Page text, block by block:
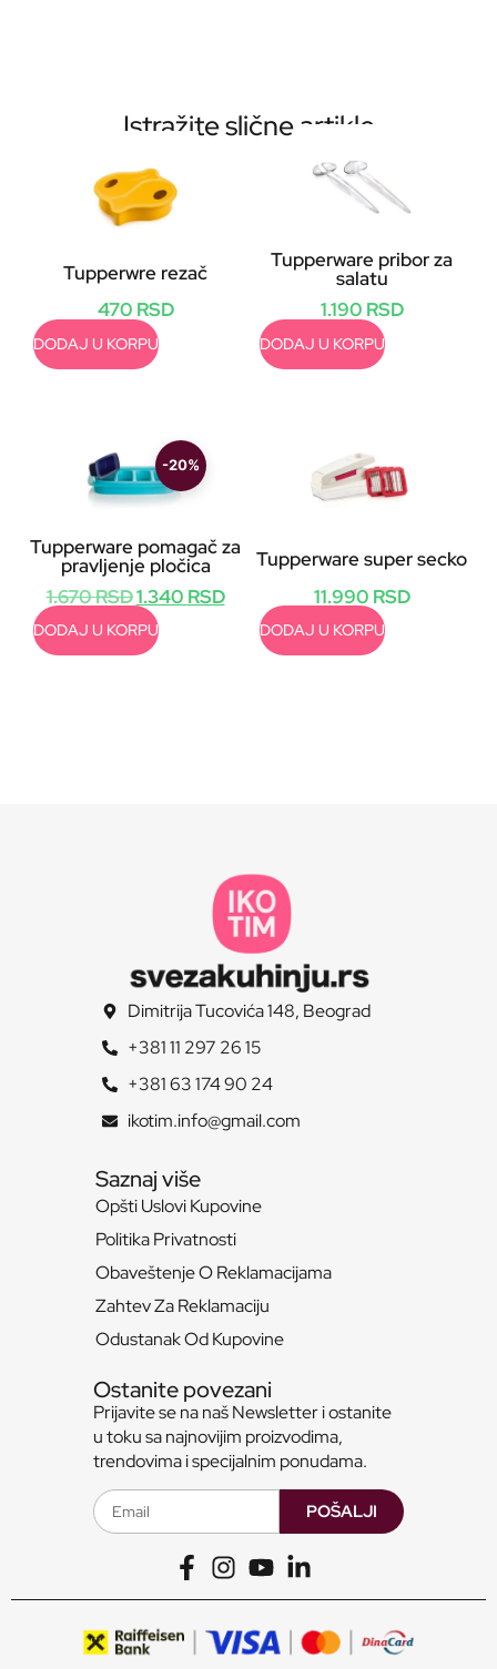
Istražite slične artikle
Tupperwre rezač
470 RSD
DODAJ U KORPU
Tupperware pribor za
salatu
1.190 RSD
DODAJ U KORPU
-20%
Tupperware pomagač za
pravljenje pločica
1.670RSD1.340 RSD
DODAJ U KORPU
Tupperware super secko
11.990 RSD
DODAJ U KORPU
Dimitrija Tucovića 148, Beograd
+381 11 297 26 15
+381 63 174 90 24
ikotim.info@gmail.com
Saznaj više
Opšti Uslovi Kupovine
Politika Privatnosti
Obaveštenje O Reklamacijama
Zahtev Za Reklamaciju
Odustanak Od Kupovine
Ostanite povezani
Prijavite se na naš Newsletter i ostanite
u toku sa najnovijim proizvodima,
trendovima i specijalnim ponudama.
POŠALJI